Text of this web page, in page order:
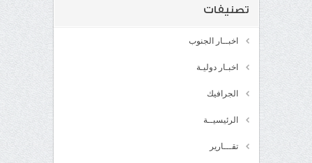
تصنيفات
اخبــار الجنوب
اخبـار دوليـة
الجرافيك
الرئيسيــة
تقـــارير